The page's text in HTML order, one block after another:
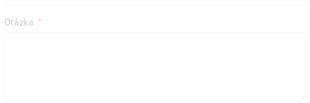
Otázka